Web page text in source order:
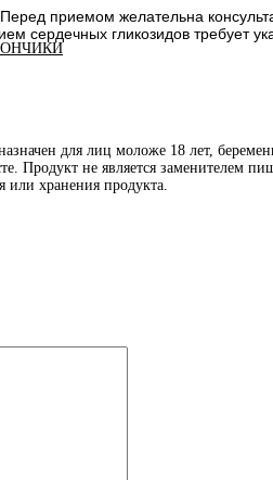
приемом желательна
сердечных гликозидов требует
для лиц моложе 18 лет,
Продукт не является заменителем
или хранения продукта.